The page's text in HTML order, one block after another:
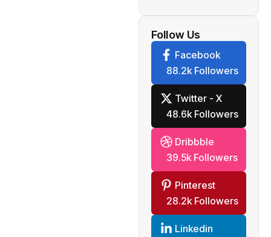
de
l’économie
mondiale
Follow Us
Facebook
88.2k Followers
Twitter - X
48.6k Followers
Dribbble
39.5k Followers
Pinterest
28.2k Followers
Linkedin